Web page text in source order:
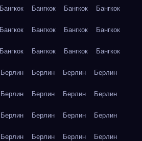
Бангкок Бангкок Бангкок Бангкок
Бангкок Бангкок Бангкок Бангкок
Бангкок Бангкок Бангкок Бангкок
Берлин Берлин Берлин Берлин
Берлин Берлин Берлин Берлин
Берлин Берлин Берлин Берлин
Берлин Берлин Берлин Берлин